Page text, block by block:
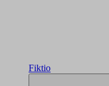
Fiktio